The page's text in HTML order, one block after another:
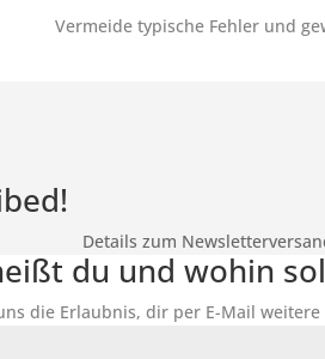
Vermeide typische Fehler und
Details zum
du und wohin
die Erlaubnis, dir per E-Mail